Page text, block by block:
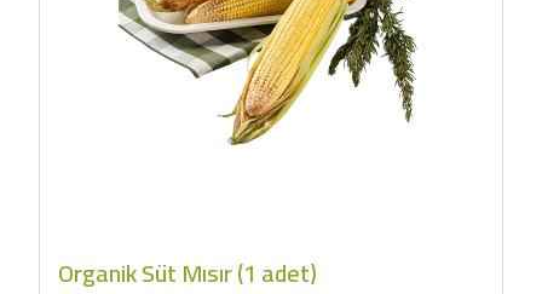
Organik Süt Mısır (1 adet)